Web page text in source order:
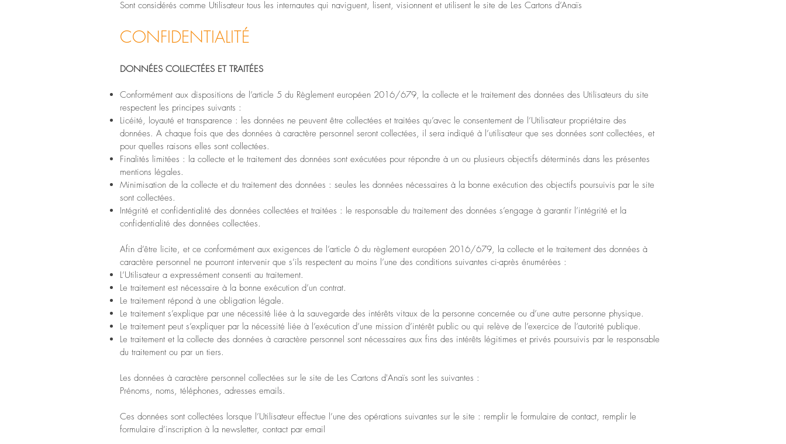
Sont considérés comme Utilisateur tous les internautes qui naviguent, lisent, visionnent et utilisent le site de Les Cartons d’Anaïs
CONFIDENTIALITÉ
DONNÉES COLLECTÉES ET TRAITÉES
Conformément aux dispositions de l’article 5 du Règlement européen 2016/679, la collecte et le traitement des données des Utilisateurs du site
respectent les principes suivants :
Licéité, loyauté et transparence : les données ne peuvent être collectées et traitées qu’avec le consentement de l’Utilisateur propriétaire des
données. A chaque fois que des données à caractère personnel seront collectées, il sera indiqué à l’utilisateur que ses données sont collectées, et
pour quelles raisons elles sont collectées.
Finalités limitées : la collecte et le traitement des données sont exécutées pour répondre à un ou plusieurs objectifs déterminés dans les présentes
mentions légales.
Minimisation de la collecte et du traitement des données : seules les données nécessaires à la bonne exécution des objectifs poursuivis par le site
sont collectées.
Intégrité et confidentialité des données collectées et traitées : le responsable du traitement des données s’engage à garantir l’intégrité et la
confidentialité des données collectées.
Afin d’être licite, et ce conformément aux exigences de l’article 6 du règlement européen 2016/679, la collecte et le traitement des données à
caractère personnel ne pourront intervenir que s’ils respectent au moins l’une des conditions suivantes ci-après énumérées :
L’Utilisateur a expressément consenti au traitement.
Le traitement est nécessaire à la bonne exécution d’un contrat.
Le traitement répond à une obligation légale.
Le traitement s’explique par une nécessité liée à la sauvegarde des intérêts vitaux de la personne concernée ou d’une autre personne physique.
Le traitement peut s’expliquer par la nécessité liée à l’exécution d’une mission d’intérêt public ou qui relève de l’exercice de l’autorité publique.
Le traitement et la collecte des données à caractère personnel sont nécessaires aux fins des intérêts légitimes et privés poursuivis par le responsable
du traitement ou par un tiers.
Les données à caractère personnel collectées sur le site de Les Cartons d'Anaïs sont les suivantes :
Prénoms, noms, téléphones, adresses emails.
Ces données sont collectées lorsque l’Utilisateur effectue l’une des opérations suivantes sur le site : remplir le formulaire de contact, remplir le
formulaire d’inscription à la newsletter, contact par email